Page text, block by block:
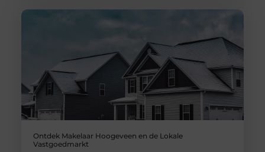
Ontdek Makelaar Hoogeveen en de Lokale
Vastgoedmarkt